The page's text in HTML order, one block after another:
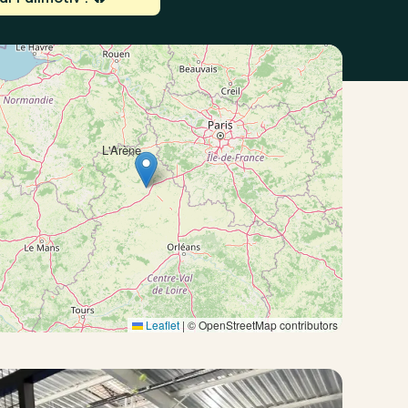
L'Arène
×
Leaflet | © OpenStreetMap contributors